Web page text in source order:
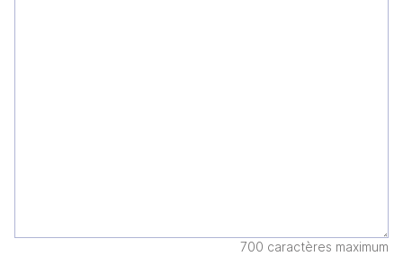
700 caractères maximum